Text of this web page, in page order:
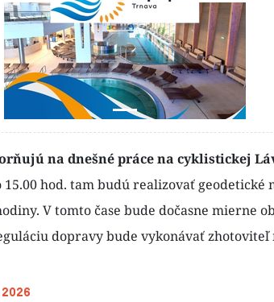
na dnešné práce na cyklistickej
hod. tam budú realizovať geodetické
V tomto čase bude dočasne mierne
dopravy bude vykonávať